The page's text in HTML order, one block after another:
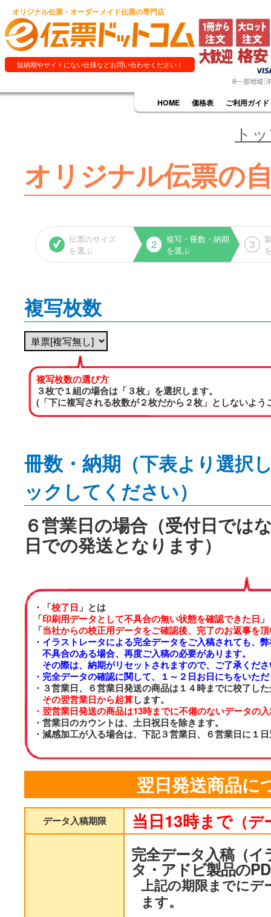
オリジナル伝票・オーダーメイド伝票の専門店
短納期やサイトにない仕様などお問い合わせください！
HOME 価格表 ご利用ガイド
ト
オリジナル伝票の
伝票のサイズ
を選ぶ
2
複写・冊数・納期
を選ぶ
3
複写枚数
複写枚数の選び方
３枚で１組の場合は「３枚」を選択します。
(「下に複写される枚数が２枚だから２枚」としないよう
冊数・納期 （下表より選択
ックしてください）
６営業日の場合（受付日では
日での発送となります）
・「校了日 」とは
「印刷用データとして不具合の無い状態を確認できた日
「当社からの校正用データをご確認後、完了のお返事を
・イラストレータによる完全データをご入稿されても、
不具合のある場合、再度ご入稿の必要があります。
その際は、納期がリセットされますので、ご了承くださ
・完全データの確認に関して、１～２日お日にちをいた
・３営業日、６営業日発送の商品は１４時までに校了し
その翌営業日から起算します。
・翌営業日発送の商品は13時までに不備のないデータの
・営業日のカウントは、土日祝日を除きます。
・減感加工が入る場合は、下記３営業日、６営業日に１
翌日発送商品に
データ入稿期限 当日13時まで（デ
完全データ入稿（
タ・アドビ製品の
上記の期限までにデ
ます。